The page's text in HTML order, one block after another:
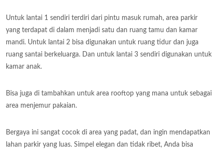
Untuk lantai 1 sendiri terdiri dari pintu masuk rumah, area parkir
yang terdapat di dalam menjadi satu dan ruang tamu dan kamar
mandi. Untuk lantai 2 bisa digunakan untuk ruang tidur dan juga
ruang santai berkeluarga. Dan untuk lantai 3 sendiri digunakan untuk
kamar anak.
Bisa juga di tambahkan untuk area rooftop yang mana untuk sebagai
area menjemur pakaian.
Bergaya ini sangat cocok di area yang padat, dan ingin mendapatkan
lahan parkir yang luas. Simpel elegan dan tidak ribet, Anda bisa